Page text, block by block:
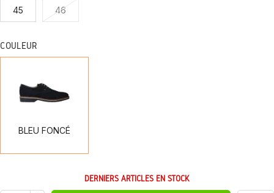
45 46
COULEUR
BLEU FONCÉ
DERNIERS ARTICLES EN STOCK